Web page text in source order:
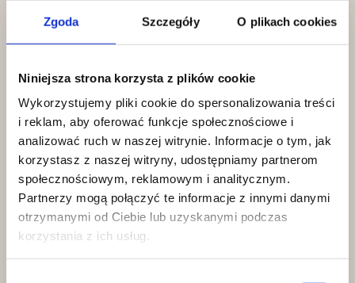
Zgoda Szczegóły O plikach cookies
Niniejsza strona korzysta z plików cookie
Wykorzystujemy pliki cookie do spersonalizowania treści
i reklam, aby oferować funkcje społecznościowe i
analizować ruch w naszej witrynie. Informacje o tym, jak
korzystasz z naszej witryny, udostępniamy partnerom
społecznościowym, reklamowym i analitycznym.
Partnerzy mogą połączyć te informacje z innymi danymi
otrzymanymi od Ciebie lub uzyskanymi podczas
korzystania z ich usług.
Indywidualny plan
treningowy
dopasowujemy do Twoich celów i
możliwości.
Pełne dopasowanie